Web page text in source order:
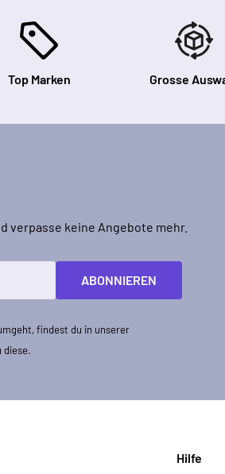
Top Marken Grosse
verpasse keine Angebote mehr.
ABONNIEREN
findest du in unserer
diese.
Hilfe